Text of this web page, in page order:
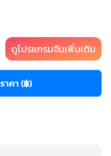
ดูโปรแกรมจีนเพิ่มเติม
ราคา (฿)